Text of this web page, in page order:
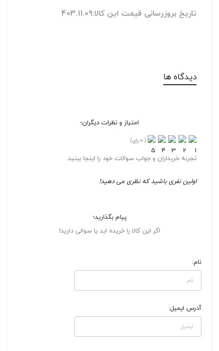
تاریخ بروزرسانی قیمت این کالا:403.11.09
دیدگاه ها
امتیاز و نظرات دیگران؛
(
0 رای)
تجربه خریداران و جواب سوالات خود را اینجا ببنید.
اولین نفری باشید که نظری می دهید!
پیام بگذارید؛
اگر این کالا را خریده اید یا سوالی دارید!
نام:
آدرس ایمیل: